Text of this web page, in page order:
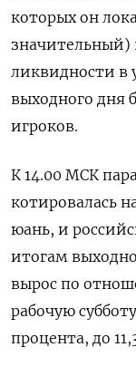
которых он
ликвидности в
выходного дня
игроков.
К 14.00 МСК
котировалась
юань, и
итогам
вырос по
рабочую
процента, до